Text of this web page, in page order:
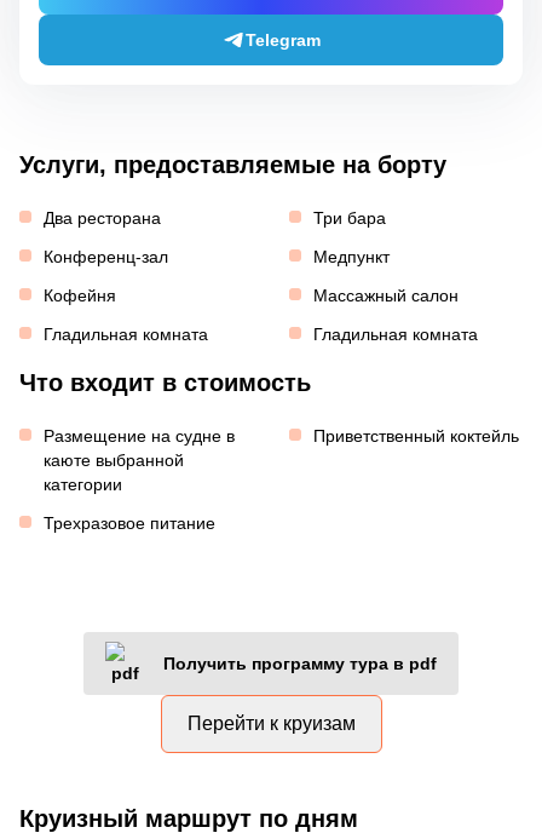
Telegram
Услуги, предоставляемые на борту
Два ресторана
Три бара
Конференц-зал
Медпункт
Кофейня
Массажный салон
Гладильная комната
Гладильная комната
Что входит в стоимость
Размещение на судне в
каюте выбранной
категории
Приветственный коктейль
Трехразовое питание
Получить программу тура в pdf
Перейти к круизам
Круизный маршрут по дням